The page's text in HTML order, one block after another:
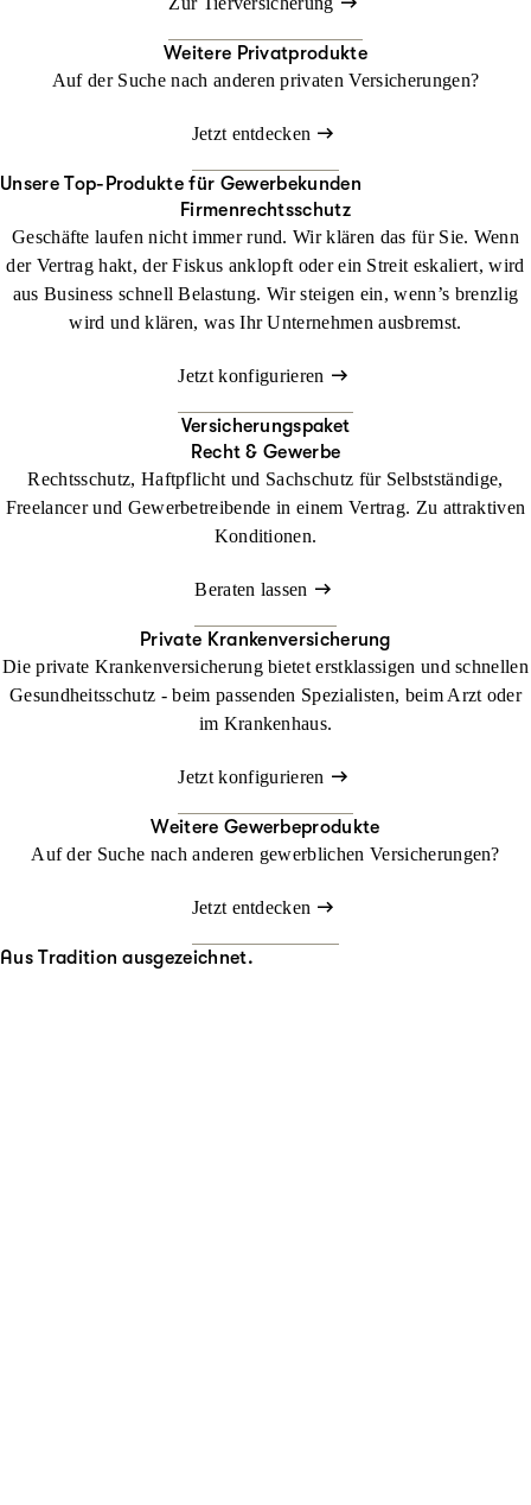
Weitere Privatprodukte
Auf der Suche nach anderen privaten Versicherungen?
Jetzt entdecken
Unsere Top-Produkte für Gewerbekunden
Firmenrechtsschutz
Geschäfte laufen nicht immer rund. Wir klären das für Sie. Wenn
der Vertrag hakt, der Fiskus anklopft oder ein Streit eskaliert, wird
aus Business schnell Belastung. Wir steigen ein, wenn’s brenzlig
wird und klären, was Ihr Unternehmen ausbremst.
Jetzt konfigurieren
Versicherungspaket
Recht & Gewerbe
Rechtsschutz, Haftpflicht und Sachschutz für Selbstständige,
Freelancer und Gewerbetreibende in einem Vertrag. Zu attraktiven
Konditionen.
Beraten lassen
Private Krankenversicherung
Die private Krankenversicherung bietet erstklassigen und schnellen
Gesundheitsschutz - beim passenden Spezialisten, beim Arzt oder
im Krankenhaus.
Jetzt konfigurieren
Weitere Gewerbeprodukte
Auf der Suche nach anderen gewerblichen Versicherungen?
Jetzt entdecken
Aus Tradition ausgezeichnet.